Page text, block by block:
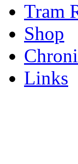
Tram
Shop
Links